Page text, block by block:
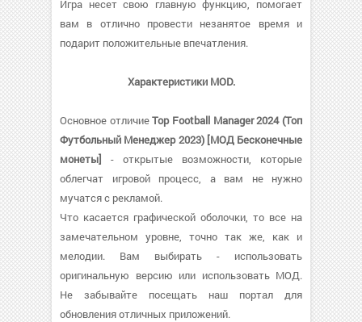
Игра несет свою главную функцию, помогает
вам в отлично провести незанятое время и
подарит положительные впечатления.
Характеристики MOD.
Основное отличиеTop Football Manager 2024 (Топ
Футбольный Менеджер 2023) [МОД Бесконечные
монеты] - открытые возможности, которые
облегчат игровой процесс, а вам не нужно
мучатся с рекламой.
Что касается графической оболочки, то все на
замечательном уровне, точно так же, как и
мелодии. Вам выбирать - использовать
оригинальную версию или использовать МОД.
Не забывайте посещать наш портал для
обновления отличных приложений.